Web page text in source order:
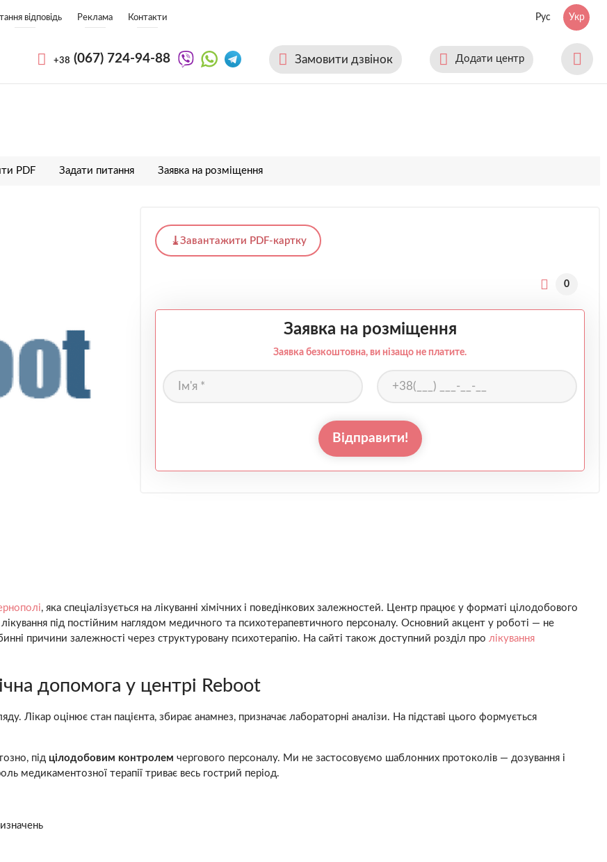
відповідь Реклама Контакти Рус Укр
+38 (067) 724-94-88 Замовити дзвінок Додати центр
PDF Задати питання Заявка на розміщення
Завантажити PDF-картку
0
Заявка на розміщення
Заявка безкоштовна, ви нізащо не платите.
Відправити!
, яка спеціалізується на лікуванні хімічних і поведінкових залежностей. Центр працює у форматі цілодобового
лікування під постійним наглядом медичного та психотерапевтичного персоналу. Основний акцент у роботі — не
причини залежності через структуровану психотерапію. На сайті також доступний розділ про лікування
допомога у центрі Reboot
Лікар оцінює стан пацієнта, збирає анамнез, призначає лабораторні аналізи. На підставі цього формується
під цілодобовим контролем чергового персоналу. Ми не застосовуємо шаблонних протоколів — дозування і
медикаментозної терапії триває весь гострий період.